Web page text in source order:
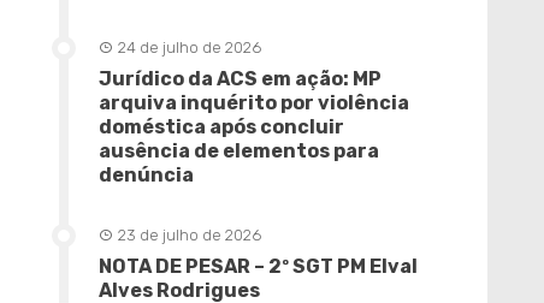
24 de julho de 2026
Jurídico da ACS em ação: MP
arquiva inquérito por violência
doméstica após concluir
ausência de elementos para
denúncia
23 de julho de 2026
NOTA DE PESAR – 2º SGT PM Elval
Alves Rodrigues